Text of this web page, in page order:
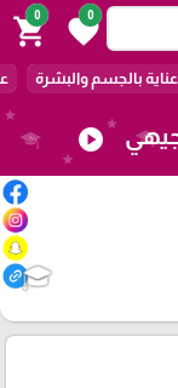
0
favorite
0
shopping_cart
عناية بالجسم والبشرة
play_circle
🎓